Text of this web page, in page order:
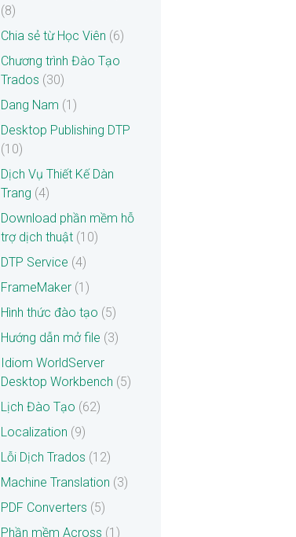
(8)
Chia sẻ từ Học Viên (6)
Chương trình Đào Tạo
Trados (30)
Dang Nam (1)
Desktop Publishing DTP
(10)
Dịch Vụ Thiết Kế Dàn
Trang (4)
Download phần mềm hỗ
trợ dịch thuật (10)
DTP Service (4)
FrameMaker (1)
Hình thức đào tạo (5)
Hướng dẫn mở file (3)
Idiom WorldServer
Desktop Workbench (5)
Lịch Đào Tạo (62)
Localization (9)
Lỗi Dịch Trados (12)
Machine Translation (3)
PDF Converters (5)
Phần mềm Across (1)